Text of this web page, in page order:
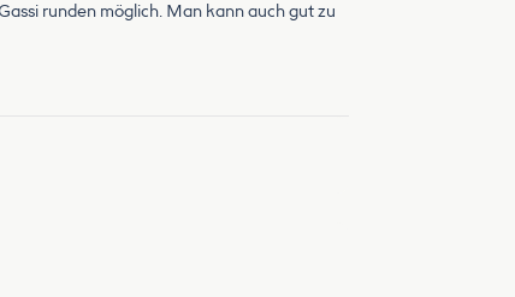
runden möglich. Man kann auch gut zu